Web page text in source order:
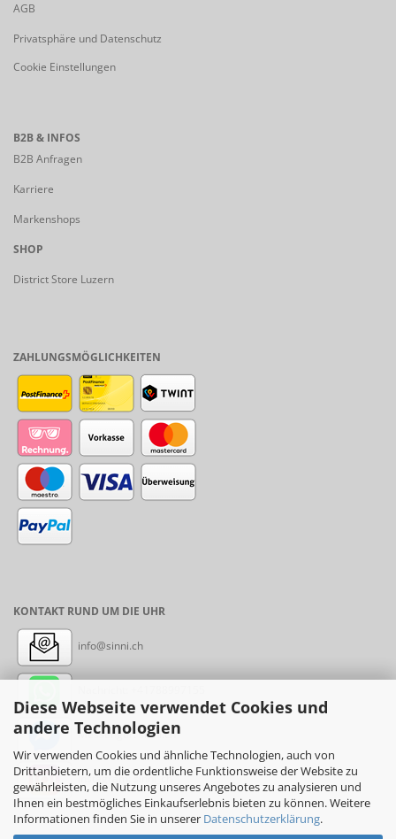
Diese Webseite verwendet Cookies und
andere Technologien
Wir verwenden Cookies und ähnliche Technologien, auch von
Drittanbietern, um die ordentliche Funktionsweise der Website zu
gewährleisten, die Nutzung unseres Angebotes zu analysieren und
Ihnen ein bestmögliches Einkaufserlebnis bieten zu können. Weitere
Informationen finden Sie in unserer Datenschutzerklärung.
AGB
Privatsphäre und Datenschutz
Cookie Einstellungen
B2B & INFOS
B2B Anfragen
Karriere
Markenshops
SHOP
District Store Luzern
ZAHLUNGSMÖGLICHKEITEN
KONTAKT RUND UM DIE UHR
info@sinni.ch
Messenger: sinni.ch
Instagram: sinni_ch